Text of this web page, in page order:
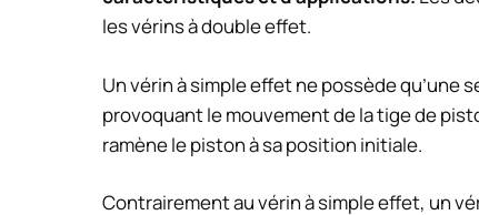
les vérins à double effet.
Un vérin à simple effet ne possède qu’une
provoquant le mouvement de la tige de
ramène le piston à sa position initiale.
Contrairement au vérin à simple effet, un